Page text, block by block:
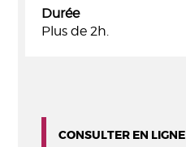
Durée
Plus de 2h.
CONSULTER EN LIGNE